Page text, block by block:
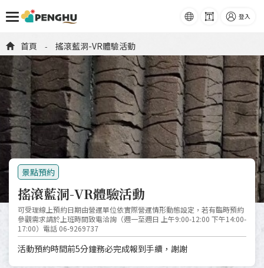
語系 字級 登入
首頁 - 搖滾藍洞-VR體驗活動
預約表單圖檔
景點預約
搖滾藍洞-VR體驗活動
可受理線上預約日期由營運單位依實際營運情形動態設定，若有臨時預約
參觀需求請於上班時間致電洽詢（週一至週日 上午9:00-12:00 下午14:00-
17:00）電話 06-9269737
活動預約時間前5分鐘務必完成報到手續，謝謝